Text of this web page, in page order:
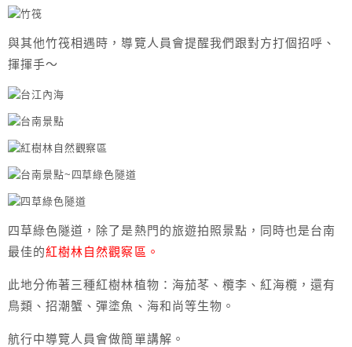
與其他竹筏相遇時，導覽人員會提醒我們跟對方打個招呼、
揮揮手～
四草綠色隧道，除了是熱門的旅遊拍照景點，同時也是台南
最佳的紅樹林自然觀察區。
此地分佈著三種紅樹林植物：海茄苳、欖李、紅海欖，還有
鳥類、招潮蟹、彈塗魚、海和尚等生物。
航行中導覽人員會做簡單講解。